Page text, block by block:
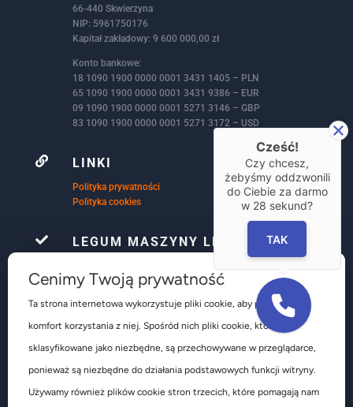
66-440 Skwierzyna
NIP: 5961750176
Kapitał zakładowy: 9 600 000,00 zł
Konto bankowe:
18 1090 1900 0000 0001 3431 1405 – PLN
65 1090 1900 0000 0001 3431 9386 – EUR
09 1090 1900 0000 0001 5271 3146 – GBP
83 1090 1900 0000 0001 5271 3172 – USD
 LINKI
Polityka prywatności
Polityka cookies
 LEGUM MASZYNY LEŚNIAK
kompleksowym wyposażeniem warsztatów
samochodowych głównie w obsłudze ogumienia są to
głównie urządzenia do obsługi kół osobowych
dostawczych ciężarowych autobusów pojazdów
Cenimy Twoją prywatność
Ta strona internetowa wykorzystuje pliki cookie, aby poprawić
komfort korzystania z niej. Spośród nich pliki cookie, które są
sklasyfikowane jako niezbędne, są przechowywane w przeglądarce,
ponieważ są niezbędne do działania podstawowych funkcji witryny.
Używamy również plików cookie stron trzecich, które pomagają nam
Cześć!
Czy chcesz,
żebyśmy oddzwonili
do Ciebie za darmo
w 28 sekund?
TAK